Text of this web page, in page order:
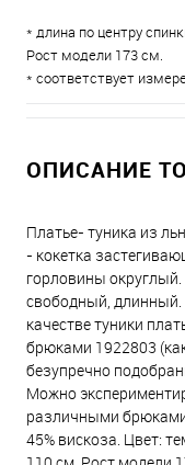
* длина по центру
Рост модели 173 см.
* соответствует
ОПИСАНИЕ
Платье- туника из
- кокетка
горловины
свободный,
качестве туники
брюками 1922803
безупречно
Можно
различными
45% вискоза. Цвет: